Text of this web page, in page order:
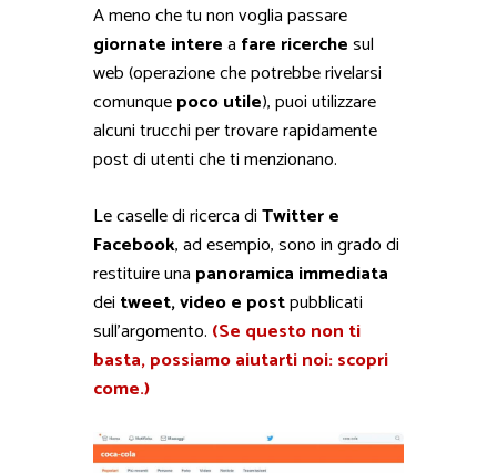
A meno che tu non voglia passare
giornate interea fare ricerchesul
web (operazione che potrebbe rivelarsi
comunquepoco utile), puoi utilizzare
alcuni trucchi per trovare rapidamente
post di utenti che ti menzionano.
Le caselle di ricerca diTwitter e
Facebook, ad esempio, sono in grado di
restituire una panoramica immediata
dei tweet, video e postpubblicati
sull’argomento. (Se questo non ti
basta, possiamo aiutarti noi: scopri
come.)